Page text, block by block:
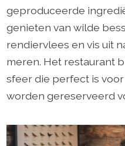
geproduceerde
genieten van wilde
rendiervlees en vis uit
meren. Het restaurant
sfeer die perfect is
worden gereserveerd